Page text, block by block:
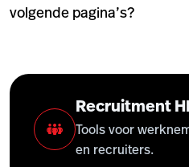
volgende pagina’s?
Tools voor
en recruiters.
Recruitment